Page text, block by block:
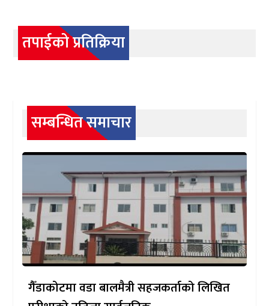
तपाईको प्रतिक्रिया
सम्बन्धित समाचार
गैँडाकोटमा वडा बालमैत्री सहजकर्ताको लिखित